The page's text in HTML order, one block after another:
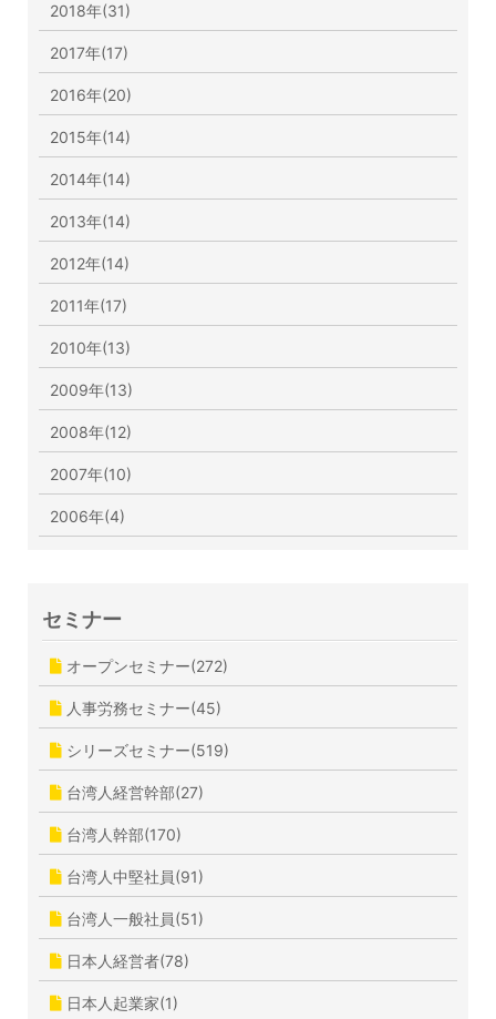
2018年(31)
2017年(17)
2016年(20)
2015年(14)
2014年(14)
2013年(14)
2012年(14)
2011年(17)
2010年(13)
2009年(13)
2008年(12)
2007年(10)
2006年(4)
セミナー
オープンセミナー(272)
人事労務セミナー(45)
シリーズセミナー(519)
台湾人経営幹部(27)
台湾人幹部(170)
台湾人中堅社員(91)
台湾人一般社員(51)
日本人経営者(78)
日本人起業家(1)